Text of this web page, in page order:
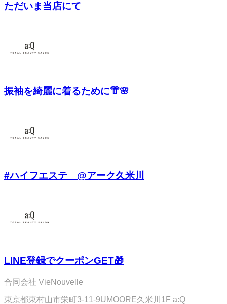
ただいま当店にて
振袖を綺麗に着るために👘🌸
#ハイフエステ @アーク久米川
LINE登録でクーポンGET🎁
合同会社 VieNouvelle
東京都東村山市栄町3-11-9UMOORE久米川1F a:Q